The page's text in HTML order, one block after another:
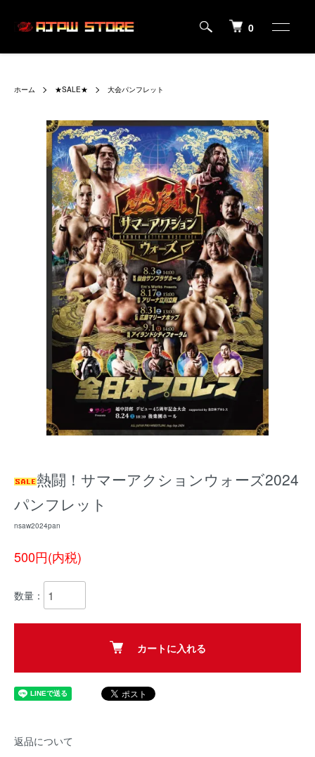
0
ホーム ★SALE★ 大会パンフレット
熱闘！サマーアクションウォーズ2024
パンフレット
nsaw2024pan
500円(内税)
数量：
カートに入れる
返品について